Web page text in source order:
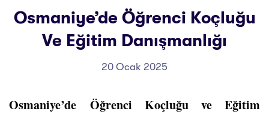
Osmaniye’de Öğrenci Koçluğu
Ve Eğitim Danışmanlığı
20 Ocak 2025
Osmaniye’de Öğrenci Koçluğu ve Eğitim